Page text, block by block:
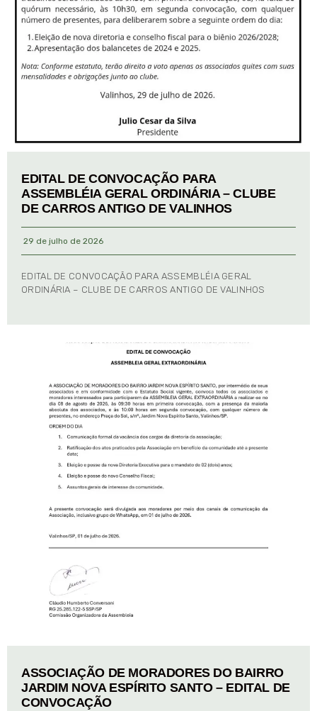
EDITAL DE CONVOCAÇÃO PARA
ASSEMBLÉIA GERAL ORDINÁRIA – CLUBE
DE CARROS ANTIGO DE VALINHOS
29 de julho de 2026
EDITAL DE CONVOCAÇÃO PARA ASSEMBLÉIA GERAL
ORDINÁRIA – CLUBE DE CARROS ANTIGO DE VALINHOS
ASSOCIAÇÃO DE MORADORES DO BAIRRO
JARDIM NOVA ESPÍRITO SANTO – EDITAL DE
CONVOCAÇÃO